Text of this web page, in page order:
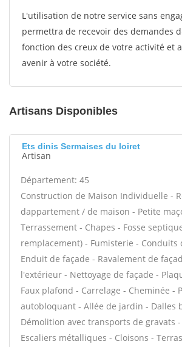
L'utilisation de notre service sans
permettra de recevoir des demandes
fonction des creux de votre activité et
avenir à votre société.
Artisans Disponibles
Ets dinis Sermaises du loiret
Artisan
Département: 45
Construction de Maison Individuelle -
dappartement / de maison - Petite
Terrassement - Chapes - Fosse
remplacement) - Fumisterie - Conduits
Enduit de façade - Ravalement de
l'extérieur - Nettoyage de façade -
Faux plafond - Carrelage - Cheminée -
autobloquant - Allée de jardin - Dalles
Démolition avec transports de gravats -
Escaliers métalliques - Cloisons -